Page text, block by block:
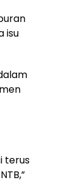
isu
terus